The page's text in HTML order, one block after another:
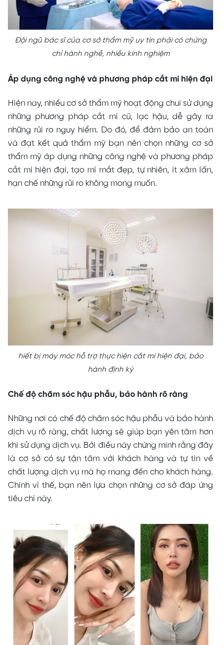
Đội ngũ bác sĩ của cơ sở thẩm mỹ uy tín phải có chứng
chỉ hành nghề, nhiều kinh nghiệm
Áp dụng công nghệ và phương pháp cắt mí hiện đại
Hiện nay, nhiều cơ sở thẩm mỹ hoạt động chui sử dụng
những phương pháp cắt mí cũ, lạc hậu, dễ gây ra
những rủi ro nguy hiểm. Do đó, để đảm bảo an toàn
và đạt kết quả thẩm mỹ bạn nên chọn những cơ sở
thẩm mỹ áp dụng những công nghệ và phương pháp
cắt mí hiện đại, tạo mí mắt đẹp, tự nhiên, ít xâm lấn,
hạn chế những rủi ro không mong muốn.
hiết bị máy móc hỗ trợ thực hiện cắt mí hiện đại, bảo
hành định kỳ
Chế độ chăm sóc hậu phẫu, bảo hành rõ ràng
Những nơi có chế độ chăm sóc hậu phẫu và bảo hành
dịch vụ rõ ràng, chất lượng sẽ giúp bạn yên tâm hơn
khi sử dụng dịch vụ. Bởi điều này chứng minh rằng đây
là cơ sở có sự tận tâm với khách hàng và tự tin về
chất lượng dịch vụ mà họ mang đến cho khách hàng.
Chính vì thế, bạn nên lựa chọn những cơ sở đáp ứng
tiêu chí này.